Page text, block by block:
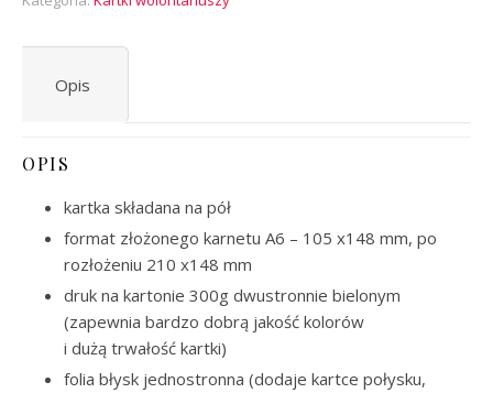
Opis
OPIS
kartka składana na pół
format złożonego karnetu A6 – 105 x148 mm, po
rozłożeniu 210 x148 mm
druk na kartonie 300g dwustronnie bielonym
(zapewnia bardzo dobrą jakość kolorów
i dużą trwałość kartki)
folia błysk jednostronna (dodaje kartce połysku,